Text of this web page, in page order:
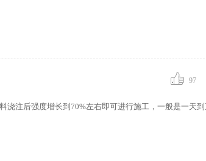
97
浇注后强度增长到70%左右即可进行施工，一般是一天